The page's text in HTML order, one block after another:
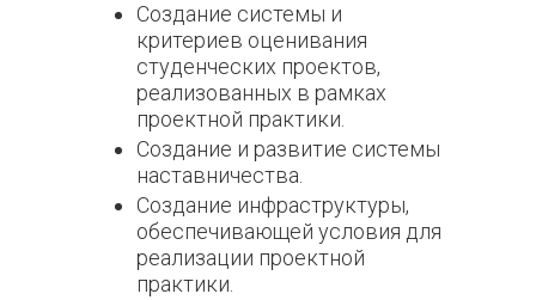
Создание системы и
критериев оценивания
студенческих проектов,
реализованных в рамках
проектной практики.
Создание и развитие системы
наставничества.
Создание инфраструктуры,
обеспечивающей условия для
реализации проектной
практики.